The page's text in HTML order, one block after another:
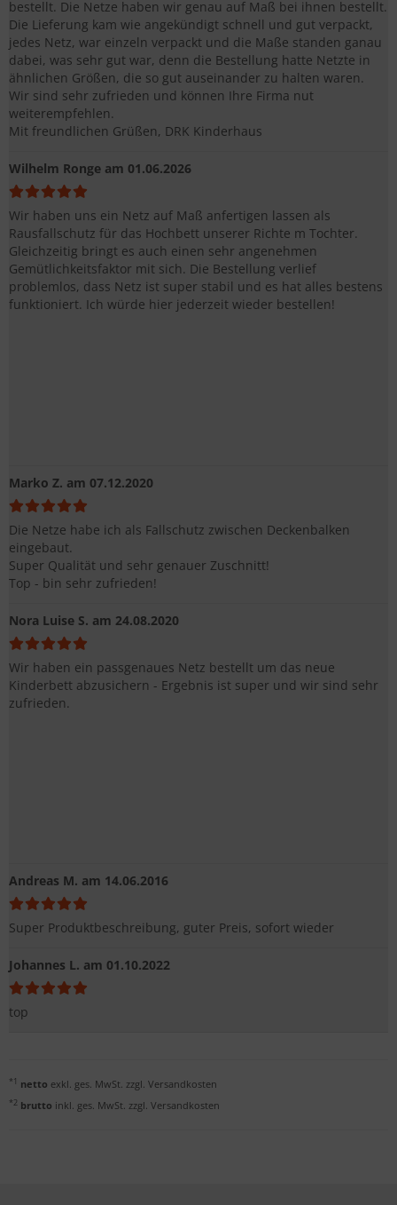
bestellt. Die Netze haben wir genau auf Maß bei ihnen bestellt.
Die Lieferung kam wie angekündigt schnell und gut verpackt,
jedes Netz, war einzeln verpackt und die Maße standen ganau
dabei, was sehr gut war, denn die Bestellung hatte Netzte in
ähnlichen Größen, die so gut auseinander zu halten waren.
Wir sind sehr zufrieden und können Ihre Firma nut
weiterempfehlen.
Mit freundlichen Grüßen, DRK Kinderhaus
Wilhelm Ronge am 01.06.2026
Wir haben uns ein Netz auf Maß anfertigen lassen als
Rausfallschutz für das Hochbett unserer Richte m Tochter.
Gleichzeitig bringt es auch einen sehr angenehmen
Gemütlichkeitsfaktor mit sich. Die Bestellung verlief
problemlos, dass Netz ist super stabil und es hat alles bestens
funktioniert. Ich würde hier jederzeit wieder bestellen!
Marko Z. am 07.12.2020
Die Netze habe ich als Fallschutz zwischen Deckenbalken
eingebaut.
Super Qualität und sehr genauer Zuschnitt!
Top - bin sehr zufrieden!
Nora Luise S. am 24.08.2020
Wir haben ein passgenaues Netz bestellt um das neue
Kinderbett abzusichern - Ergebnis ist super und wir sind sehr
zufrieden.
Andreas M. am 14.06.2016
Super Produktbeschreibung, guter Preis, sofort wieder
Johannes L. am 01.10.2022
top
*1 netto exkl. ges. MwSt. zzgl. Versandkosten
*2 brutto inkl. ges. MwSt. zzgl. Versandkosten